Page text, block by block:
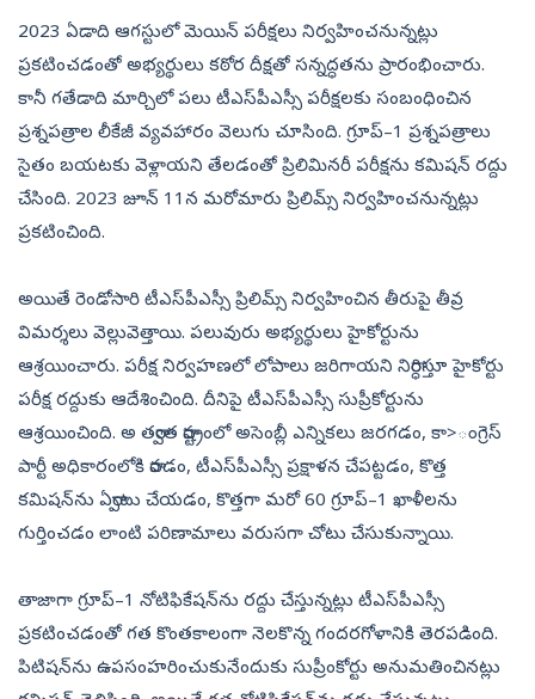
2023 ఏడాది ఆగస్టులో మెయిన్‌ పరీక్షలు నిర్వహించనున్నట్లు
ప్రకటించడంతో అభ్యర్థులు కఠోర దీక్షతో సన్నద్ధతను ప్రారంభించారు.
కానీ గతేడాది మార్చిలో పలు టీఎస్‌పీఎస్సీ పరీక్షలకు సంబంధించిన
ప్రశ్నపత్రాల లీకేజీ వ్యవహారం వెలుగు చూసింది. గ్రూప్‌–1 ప్రశ్నపత్రాలు
సైతం బయటకు వెళ్లాయని తేలడంతో ప్రిలిమినరీ పరీక్షను కమిషన్‌ రద్దు
చేసింది. 2023 జూన్‌ 11న మరోమారు ప్రిలిమ్స్‌ నిర్వహించనున్నట్లు
ప్రకటించింది.
అయితే రెండోసారి టీఎస్‌పీఎస్సీ ప్రిలిమ్స్‌ నిర్వహించిన తీరుపై తీవ్ర
విమర్శలు వెల్లువెత్తాయి. పలువురు అభ్యర్థులు హైకోర్టును
ఆశ్రయించారు. పరీక్ష నిర్వహణలో లోపాలు జరిగాయని నిర్ధారిస్తూ హైకోర్టు
పరీక్ష రద్దుకు ఆదేశించింది. దీనిపై టీఎస్‌పీఎస్సీ సుప్రీకోర్టును
ఆశ్రయించింది. అ తర్వాత రాష్ట్రంలో అసెంబ్లీ ఎన్నికలు జరగడం, కా>ంగ్రెస్‌
పార్టీ అధికారంలోకి రావడం, టీఎస్‌పీఎస్సీ ప్రక్షాళన చేపట్టడం, కొత్త
కమిషన్‌ను ఏర్పాటు చేయడం, కొత్తగా మరో 60 గ్రూప్‌–1 ఖాళీలను
గుర్తించడం లాంటి పరిణామాలు వరుసగా చోటు చేసుకున్నాయి.
తాజాగా గ్రూప్‌–1 నోటిఫికేషన్‌ను రద్దు చేస్తున్నట్లు టీఎస్‌పీఎస్సీ
ప్రకటించడంతో గత కొంతకాలంగా నెలకొన్న గందరగోళానికి తెరపడింది.
పిటిషన్‌ను ఉపసంహరించుకునేందుకు సుప్రీంకోర్టు అనుమతించినట్లు